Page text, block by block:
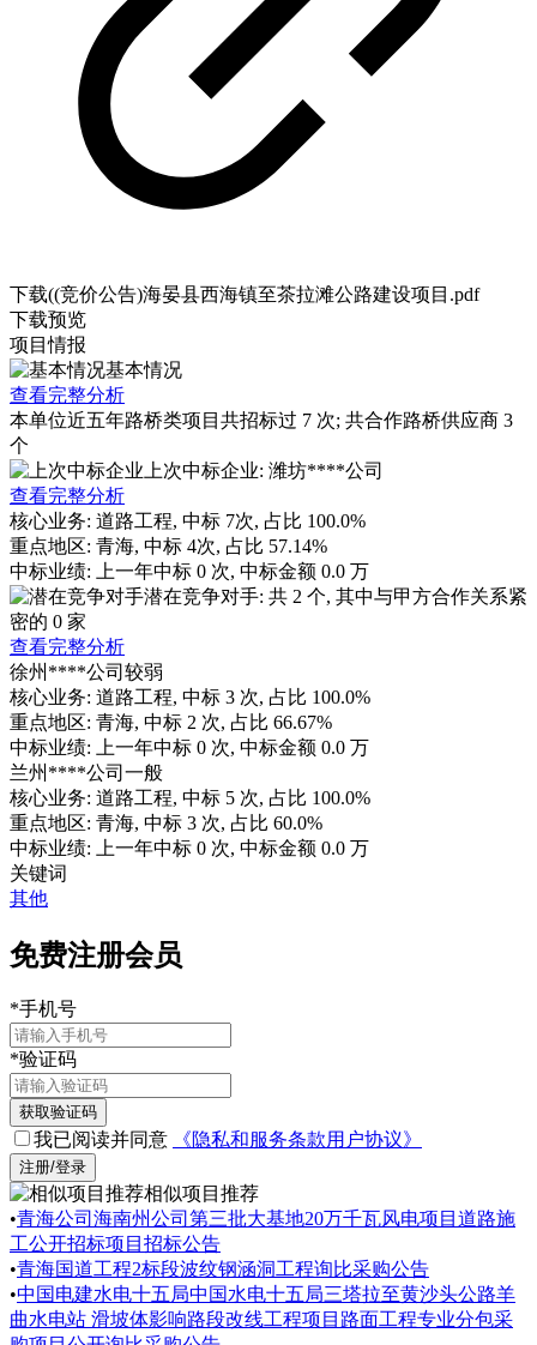
下载((竞价公告)海晏县西海镇至茶拉滩公路建设项目.pdf
下载预览
项目情报
基本情况
查看完整分析
本单位近五年路桥类项目共招标过 7 次; 共合作路桥供应商 3
个
上次中标企业: 潍坊****公司
查看完整分析
核心业务: 道路工程, 中标 7次, 占比 100.0%
重点地区: 青海, 中标 4次, 占比 57.14%
中标业绩:
上一年中标 0 次, 中标金额 0.0 万
潜在竞争对手: 共 2 个, 其中与甲方合作关系紧
密的 0 家
查看完整分析
徐州****公司 较弱
核心业务: 道路工程, 中标 3 次, 占比 100.0%
重点地区: 青海, 中标 2 次, 占比 66.67%
中标业绩:
上一年中标 0 次, 中标金额 0.0 万
兰州****公司 一般
核心业务: 道路工程, 中标 5 次, 占比 100.0%
重点地区: 青海, 中标 3 次, 占比 60.0%
中标业绩:
上一年中标 0 次, 中标金额 0.0 万
关键词
其他
免费注册会员
*手机号
*验证码
获取验证码
我已阅读并同意 《隐私和服务条款用户协议》
注册/登录
相似项目推荐
•青海公司海南州公司第三批大基地20万千瓦风电项目道路施
工公开招标项目招标公告
•青海国道工程2标段波纹钢涵洞工程询比采购公告
•中国电建水电十五局中国水电十五局三塔拉至黄沙头公路羊
曲水电站 滑坡体影响路段改线工程项目路面工程专业分包采